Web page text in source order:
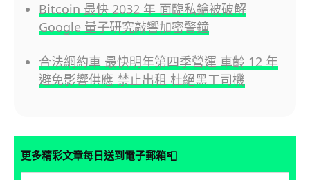
Bitcoin 最快 2032 年 面臨私鑰被破解
Google 量子研究敲響加密警鐘
合法網約車 最快明年第四季營運 車齡 12 年
避免影響供應 禁止出租 杜絕黑工司機
更多精彩文章每日送到電子郵箱📮